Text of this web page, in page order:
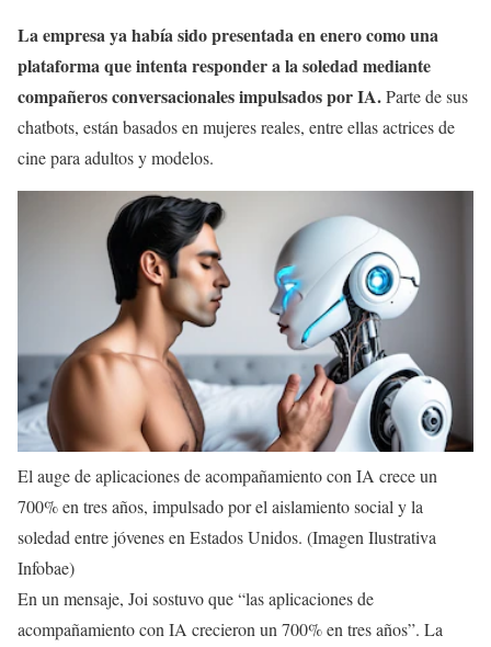
La empresa ya había sido presentada en enero como una
plataforma que intenta responder a la soledad mediante
compañeros conversacionales impulsados por IA.Parte de sus
chatbots, están basados en mujeres reales, entre ellas actrices de
cine para adultos y modelos.
El auge de aplicaciones de acompañamiento con IA crece un
700% en tres años, impulsado por el aislamiento social y la
soledad entre jóvenes en Estados Unidos. (Imagen Ilustrativa
Infobae)
En un mensaje, Joi sostuvo que “las aplicaciones de
acompañamiento con IA crecieron un 700% en tres años”. La